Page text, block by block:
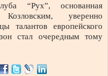
“Рух”, основанная
уверенно
талантов европейского
стал очередным тому